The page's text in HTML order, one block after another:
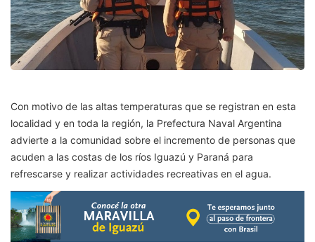
Con motivo de las altas temperaturas que se registran en esta
localidad y en toda la región, la Prefectura Naval Argentina
advierte a la comunidad sobre el incremento de personas que
acuden a las costas de los ríos Iguazú y Paraná para
refrescarse y realizar actividades recreativas en el agua.